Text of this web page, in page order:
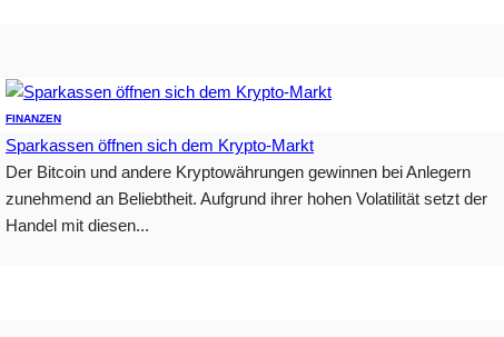
FINANZEN
Sparkassen öffnen sich dem Krypto-Markt
Der Bitcoin und andere Kryptowährungen gewinnen bei Anlegern
zunehmend an Beliebtheit. Aufgrund ihrer hohen Volatilität setzt der
Handel mit diesen...